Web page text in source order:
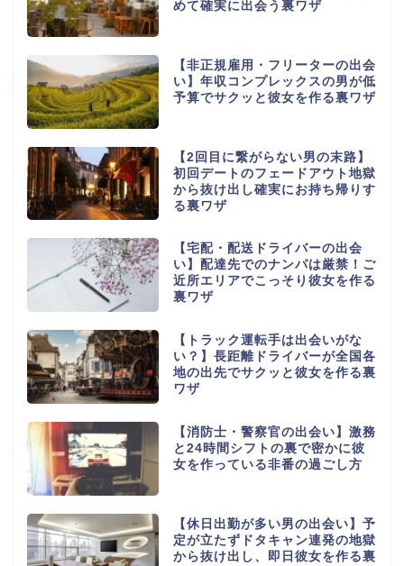
めて確実に出会う裏ワザ
【非正規雇用・フリーターの出会
い】年収コンプレックスの男が低
予算でサクッと彼女を作る裏ワザ
【2回目に繋がらない男の末路】
初回デートのフェードアウト地獄
から抜け出し確実にお持ち帰りす
る裏ワザ
【宅配・配送ドライバーの出会
い】配達先でのナンパは厳禁！ご
近所エリアでこっそり彼女を作る
裏ワザ
【トラック運転手は出会いがな
い？】長距離ドライバーが全国各
地の出先でサクッと彼女を作る裏
ワザ
【消防士・警察官の出会い】激務
と24時間シフトの裏で密かに彼
女を作っている非番の過ごし方
【休日出勤が多い男の出会い】予
定が立たずドタキャン連発の地獄
から抜け出し、即日彼女を作る裏